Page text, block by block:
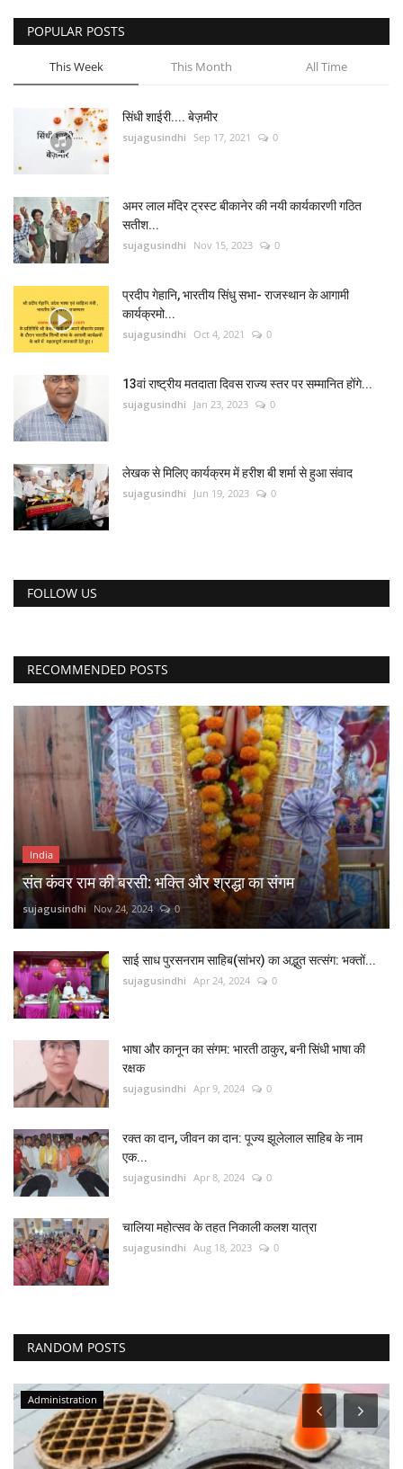
POPULAR POSTS
This Week This Month All Time
सिंधी शाईरी.... बेज़मीर
sujagusindhi Sep 17, 2021 0
अमर लाल मंदिर ट्रस्ट बीकानेर की नयी कार्यकारणी गठित
सतीश...
sujagusindhi Nov 15, 2023 0
प्रदीप गेहानि, भारतीय सिंधु सभा- राजस्थान के आगामी
कार्यक्रमो...
sujagusindhi Oct 4, 2021 0
13वां राष्ट्रीय मतदाता दिवस राज्य स्तर पर सम्मानित होंगे...
sujagusindhi Jan 23, 2023 0
लेखक से मिलिए कार्यक्रम में हरीश बी शर्मा से हुआ संवाद
sujagusindhi Jun 19, 2023 0
FOLLOW US
RECOMMENDED POSTS
India
संत कंवर राम की बरसी: भक्ति और श्रद्धा का संगम
sujagusindhi Nov 24, 2024 0
साई साध पुरसनराम साहिब(सांभर) का अद्भुत सत्संग: भक्तों...
sujagusindhi Apr 24, 2024 0
भाषा और कानून का संगम: भारती ठाकुर, बनी सिंधी भाषा की
रक्षक
sujagusindhi Apr 9, 2024 0
रक्त का दान, जीवन का दान: पूज्य झूलेलाल साहिब के नाम
एक...
sujagusindhi Apr 8, 2024 0
चालिया महोत्सव के तहत निकाली कलश यात्रा
sujagusindhi Aug 18, 2023 0
RANDOM POSTS
Administration